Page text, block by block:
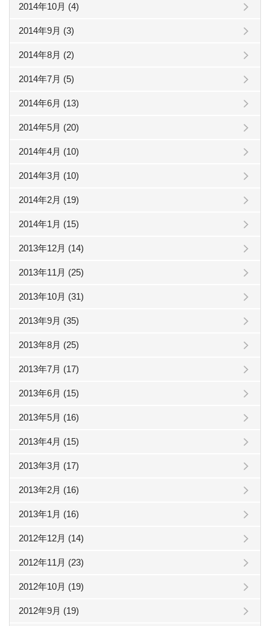
2014年10月 (4)
2014年9月 (3)
2014年8月 (2)
2014年7月 (5)
2014年6月 (13)
2014年5月 (20)
2014年4月 (10)
2014年3月 (10)
2014年2月 (19)
2014年1月 (15)
2013年12月 (14)
2013年11月 (25)
2013年10月 (31)
2013年9月 (35)
2013年8月 (25)
2013年7月 (17)
2013年6月 (15)
2013年5月 (16)
2013年4月 (15)
2013年3月 (17)
2013年2月 (16)
2013年1月 (16)
2012年12月 (14)
2012年11月 (23)
2012年10月 (19)
2012年9月 (19)